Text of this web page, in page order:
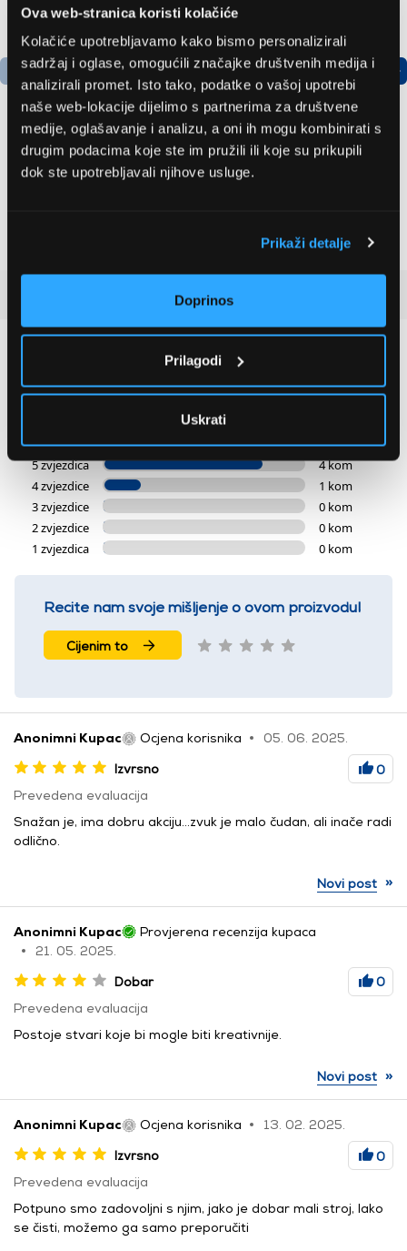
Ova web-stranica koristi kolačiće
Kolačiće upotrebljavamo kako bismo personalizirali
sadržaj i oglase, omogućili značajke društvenih medija i
analizirali promet. Isto tako, podatke o vašoj upotrebi
naše web-lokacije dijelimo s partnerima za društvene
medije, oglašavanje i analizu, a oni ih mogu kombinirati s
drugim podacima koje ste im pružili ili koje su prikupili
dok ste upotrebljavali njihove usluge.
Prikaži detalje
Doprinos
Prilagodi
Uskrati
Bosch
AdvancedAquatak 160
LG GBBSJ10EPY
Hladnjak s donjim
4.8
5 ocjena
5 zvjezdica
4 kom
4 zvjezdice
1 kom
3 zvjezdice
0 kom
2 zvjezdice
0 kom
1 zvjezdica
0 kom
Recite nam svoje mišljenje o ovom proizvodu!
Cijenim to
Anonimni Kupac Ocjena korisnika
05. 06. 2025.
Izvrsno
0
Prevedena evaluacija
Snažan je, ima dobru akciju...zvuk je malo čudan, ali inače radi
odlično.
Novi post »
Anonimni Kupac
Provjerena recenzija kupaca
21. 05. 2025.
Dobar
0
Prevedena evaluacija
Postoje stvari koje bi mogle biti kreativnije.
Novi post »
Anonimni Kupac Ocjena korisnika
13. 02. 2025.
Izvrsno
0
Prevedena evaluacija
Potpuno smo zadovoljni s njim, jako je dobar mali stroj, lako
se čisti, možemo ga samo preporučiti